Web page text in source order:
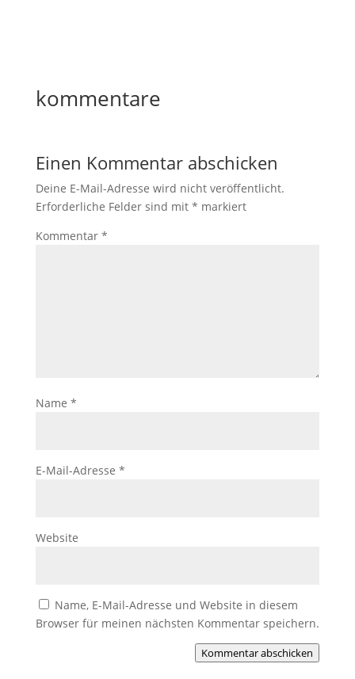
kommentare
Einen Kommentar abschicken
Deine E-Mail-Adresse wird nicht veröffentlicht.
Erforderliche Felder sind mit * markiert
Kommentar *
Name *
E-Mail-Adresse *
Website
Name, E-Mail-Adresse und Website in diesem
Browser für meinen nächsten Kommentar speichern.
Kommentar abschicken